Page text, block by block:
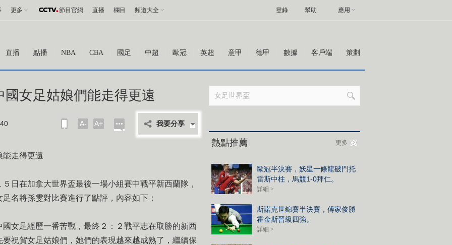
更多 節目官網 直播 欄目 頻道大全 幫助 應用
登錄
直播 點播 NBA CBA 國足 中超 歐冠 英超 意甲 德甲 數據 客戶端 策劃
女足姑娘們能走得更遠
A- A+ 我要分享
能走得更遠
在加拿大世界盃最後一場小組賽中戰平新西蘭隊，
名將孫雯對比賽進行了點評，內容如下：
足經歷一番苦戰，最終２：２戰平志在取勝的新西
祝賀女足姑娘們，她們的表現越來越成熟了，繼續保
熱點推薦 更多
歐冠半決賽，妖星一條龍破門托
雷斯中柱，馬競1-0拜仁。
詳細 >
斯諾克世錦賽半決賽，傅家俊勝
霍金斯晉級四強。
詳細 >